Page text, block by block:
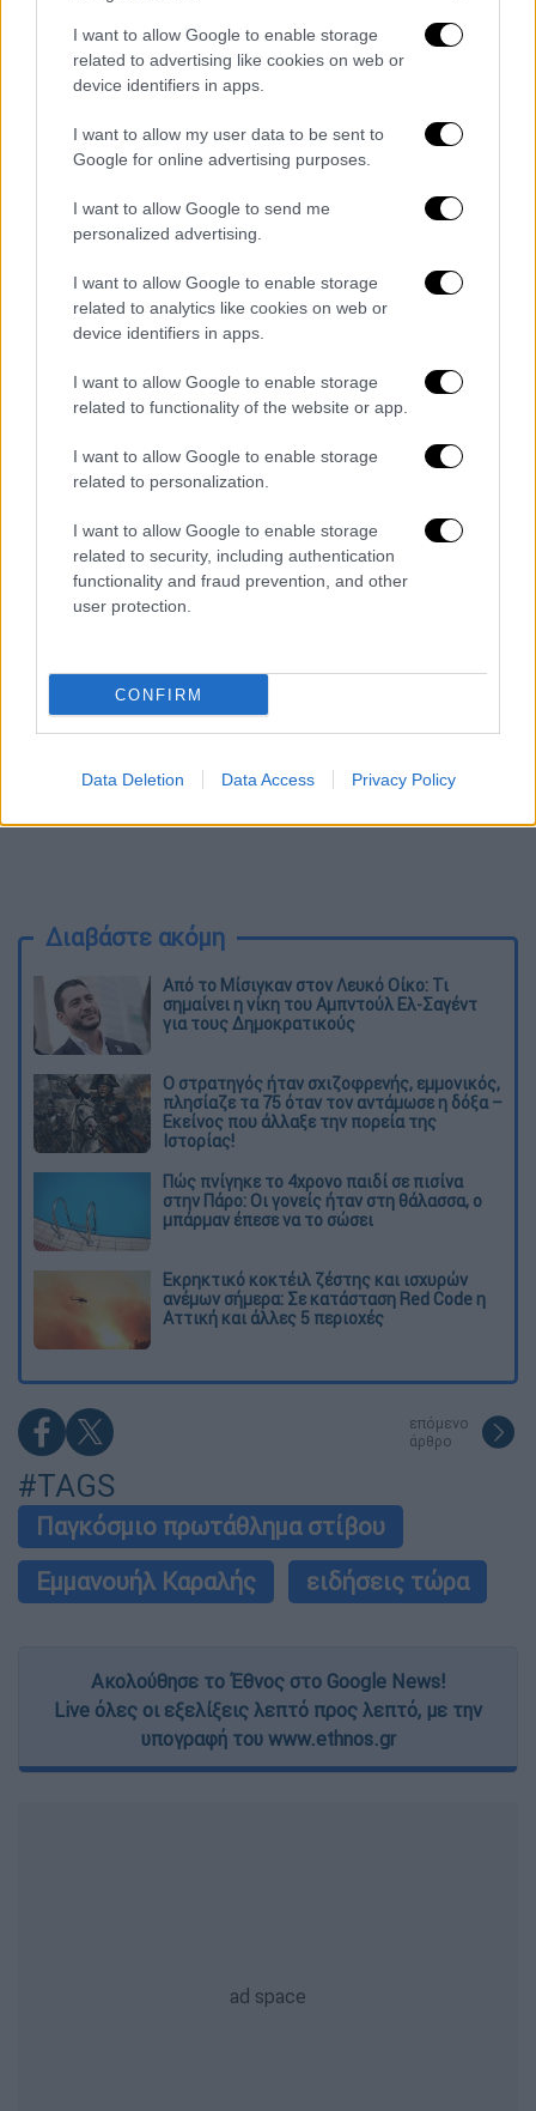
I want to allow Google to enable storage
related to advertising like cookies on web or
device identifiers in apps.
I want to allow my user data to be sent to
Google for online advertising purposes.
I want to allow Google to send me
personalized advertising.
I want to allow Google to enable storage
related to analytics like cookies on web or
device identifiers in apps.
I want to allow Google to enable storage
related to functionality of the website or app.
I want to allow Google to enable storage
related to personalization.
I want to allow Google to enable storage
related to security, including authentication
functionality and fraud prevention, and other
user protection.
CONFIRM
Data Deletion Data Access Privacy Policy
προγραμματισμένος για τη Δευτέρα 15/9
στις 13:49.
Παγκόσμιο Πρωτάθλημα ο Γιάννης Ρίζος
έμεινε εκτός τελικού. Ο Έλληνας
επικοντιστής πέρασε τα 5,40μ με τη δεύτερη
προσπάθεια, όμως στα 5,55μ δεν τα
κατάφερε και κατετάγη 30ός.
Διαβάστε ακόμη
Από το Μίσιγκαν στον Λευκό Οίκο: Τι
σημαίνει η νίκη του Αμπντούλ Ελ-Σαγέντ
για τους Δημοκρατικούς
O στρατηγός ήταν σχιζοφρενής, εμμονικός,
πλησίαζε τα 75 όταν τον αντάμωσε η δόξα –
Εκείνος που άλλαξε την πορεία της
Ιστορίας!
Πώς πνίγηκε το 4χρονο παιδί σε πισίνα
στην Πάρο: Οι γονείς ήταν στη θάλασσα, ο
μπάρμαν έπεσε να το σώσει
Εκρηκτικό κοκτέιλ ζέστης και ισχυρών
ανέμων σήμερα: Σε κατάσταση Red Code η
Αττική και άλλες 5 περιοχές
επόμενο
άρθρο
#TAGS
Παγκόσμιο πρωτάθλημα στίβου
Εμμανουήλ Καραλής
ειδήσεις τώρα
Ακολούθησε το Έθνος στο Google News!
Live όλες οι εξελίξεις λεπτό προς λεπτό, με την
υπογραφή του www.ethnos.gr